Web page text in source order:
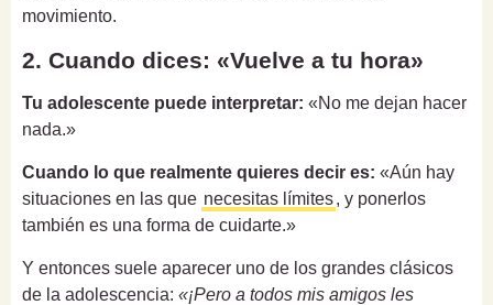
movimiento.
2. Cuando dices: «Vuelve a tu hora»
Tu adolescente puede interpretar: «No me dejan hacer
nada.»
Cuando lo que realmente quieres decir es: «Aún hay
situaciones en las que necesitas límites, y ponerlos
también es una forma de cuidarte.»
Y entonces suele aparecer uno de los grandes clásicos
de la adolescencia: «¡Pero a todos mis amigos les